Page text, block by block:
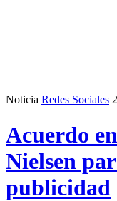
Noticia Redes Sociales
Acuerdo
Nielsen
publicidad